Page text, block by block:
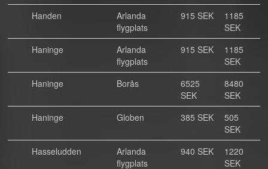
Handen
Arlanda
flygplats
915 SEK
1185
SEK
Haninge
Arlanda
flygplats
915 SEK
1185
SEK
Haninge
Borås
6525
SEK
8480
SEK
Haninge
Globen 385 SEK
505
SEK
Hasseludden
Arlanda
flygplats
940 SEK
1220
SEK